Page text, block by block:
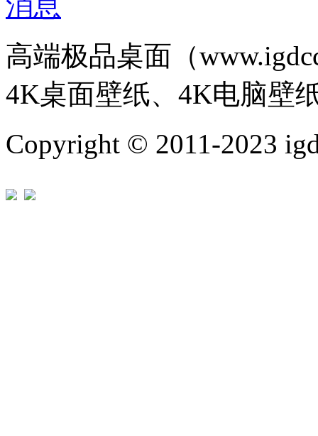
高端极品桌面（
4K桌面壁纸、4K电脑壁
Copyright © 2011-2023